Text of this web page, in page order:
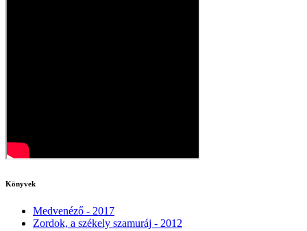
Könyvek
Medvenéző - 2017
Zordok, a székely szamuráj - 2012